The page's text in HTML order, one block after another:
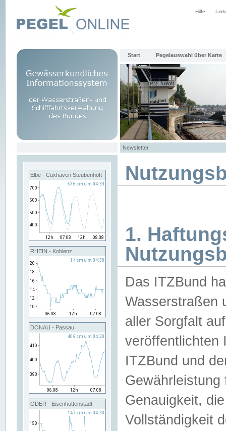
Hilfe
Start Pegelauswahl über Karte
Newsletter
Elbe - Cuxhaven Steubenhöft
RHEIN - Koblenz
DONAU - Passau
ODER - Eisenhüttenstadt
1.
Das ITZBund
Wasserstraßen
aller Sorgfalt
veröffentlichten
ITZBund und
Genauigkeit,
Vollständigkeit